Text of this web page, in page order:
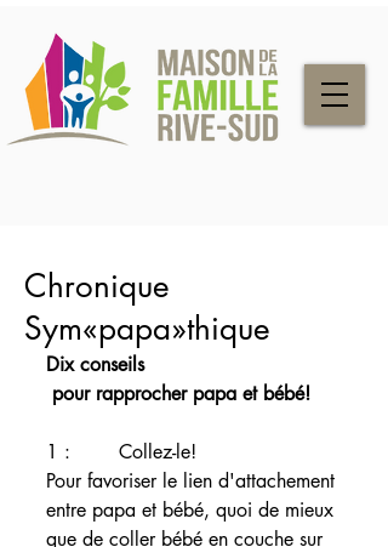
Chronique
Sym«papa»thique
Dix conseils
pour rapprocher papa et bébé!
1 :        Collez-le!
Pour favoriser le lien d'attachement
entre papa et bébé, quoi de mieux
que de coller bébé en couche sur